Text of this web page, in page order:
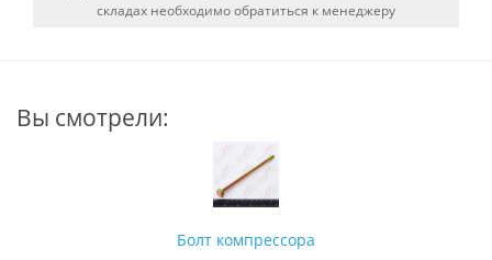
складах необходимо обратиться к менеджеру
Вы смотрели:
Болт компрессора